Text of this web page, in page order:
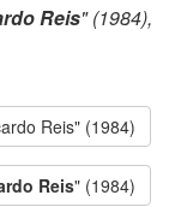
Reis" (1984),
Reis" (1984)
Reis" (1984)